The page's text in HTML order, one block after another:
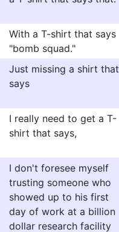
With a T-shirt that says
"bomb squad."
Just missing a shirt that
says
I really need to get a T-
shirt that says,
I don't foresee myself
trusting someone who
showed up to his first
day of work at a billion
dollar research facility